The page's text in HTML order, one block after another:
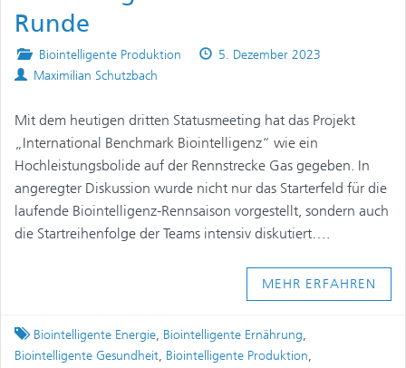
Runde
Posted
in
Biointelligente Produktion
Published
5. Dezember 2023
Authors
Maximilian Schutzbach
Mit dem heutigen dritten Statusmeeting hat das Projekt
„International Benchmark Biointelligenz“ wie ein
Hochleistungsbolide auf der Rennstrecke Gas gegeben. In
angeregter Diskussion wurde nicht nur das Starterfeld für die
laufende Biointelligenz-Rennsaison vorgestellt, sondern auch
die Startreihenfolge der Teams intensiv diskutiert….
MEHR ERFAHREN
Tagged
Biointelligente Energie, Biointelligente Ernährung,
Biointelligente Gesundheit, Biointelligente Produktion,